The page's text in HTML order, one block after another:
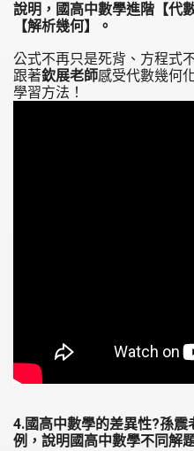
說明，國高中數學進階【代
【解析幾何】。
公式不再只是死背、方程式
跟著欽展老師感受代數幾何
學習方法！
4.國高中數學的差異性?孫
例，說明國高中數學不同解